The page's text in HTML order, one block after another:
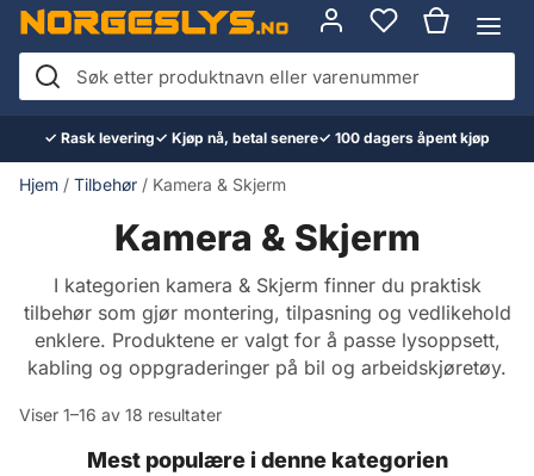
Hopp
innhold
Søk
etter
produktnavn
eller
✓ Rask levering✓ Kjøp nå, betal senere✓ 100 dagers åpent kjøp
Hjem / Tilbehør / Kamera & Skjerm
Kamera & Skjerm
I kategorien kamera & Skjerm finner du praktisk
tilbehør som gjør montering, tilpasning og vedlikehold
enklere. Produktene er valgt for å passe lysoppsett,
kabling og oppgraderinger på bil og arbeidskjøretøy.
Viser 1–16 av 18 resultater
Mest populære i denne kategorien